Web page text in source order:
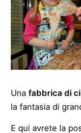
Unafabbrica di
la fantasia di
E qui avrete la